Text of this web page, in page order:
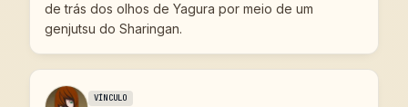
de trás dos olhos de Yagura por meio de um
genjutsu do Sharingan.
VÍNCULO